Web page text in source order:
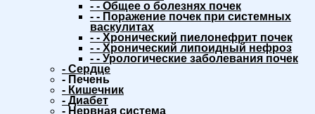
- - Общее о болезнях почек
- - Поражение почек при системных
васкулитах
- - Хронический пиелонефрит почек
- - Хронический липоидный нефроз
- - Урологические заболевания почек
- Сердце
- Печень
- Кишечник
- Диабет
- Нервная система